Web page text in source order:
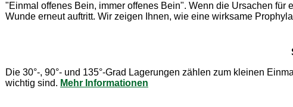
"Einmal offenes Bein, immer offenes Bein". Wenn die Ursachen
Wunde erneut auftritt. Wir zeigen Ihnen, wie eine wirksame
Die 30°-, 90°- und 135°-Grad Lagerungen zählen zum kleinen
wichtig sind. Mehr Informationen